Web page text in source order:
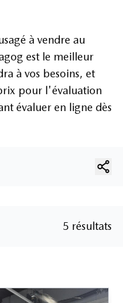
à vendre au
est le meilleur
à vos besoins, et
pour l'évaluation
évaluer en ligne dès
5 résultats